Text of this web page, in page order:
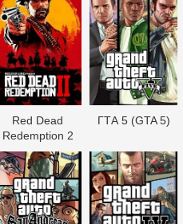
Red Dead
Redеmption 2
ГТА 5 (GTA 5)